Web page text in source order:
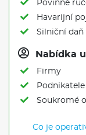
Povinné
Havarijní
Silniční daň
Nabídka
Firmy
Podnikatele
Soukromé
Co je